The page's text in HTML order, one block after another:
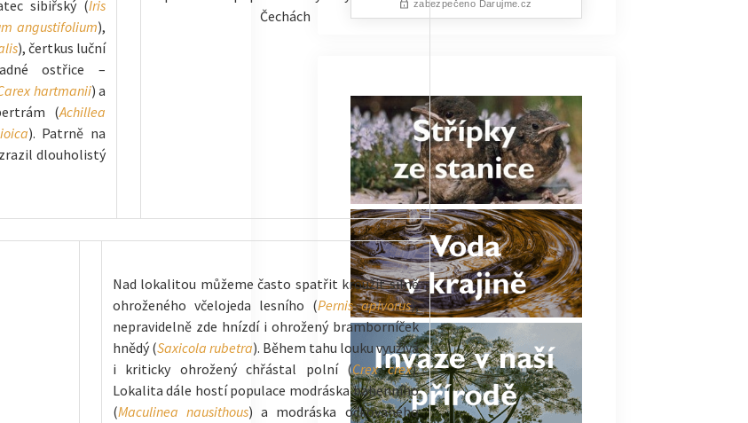
sibiřský (Iris
angustifolium),
), čertkus luční
ostřice –
hartmanii) a
(Achillea
). Patrně na
dlouholistý
Čechách
Nad lokalitou můžeme často spatřit kroužit silně
ohroženého včelojeda lesního (Pernis apivorus),
nepravidelně zde hnízdí i ohrožený bramborníček
hnědý (Saxicola rubetra). Během tahu louku využívá
i kriticky ohrožený chřástal polní (Crex crex).
Lokalita dále hostí populace modráska bahenního
(Maculinea nausithous) a modráska očkovaného